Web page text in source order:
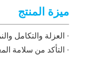
ميزة المنتج
· العزلة والتكامل
· التأكد من سلامة